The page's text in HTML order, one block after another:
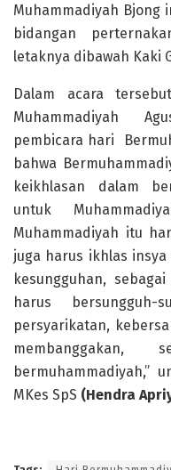
Muhammadiyah Bjong
bidangan
letaknya dibawah Kaki
Dalam acara
Muhammadiyah
pembicara hari
bahwa
keikhlasan dalam
untuk
Muhammadiyah itu
juga harus ikhlas
kesungguhan,
harus bersungguh-
persyarikatan,
membanggakan,
bermuhammadiyah,”
MKes SpS (Hendra